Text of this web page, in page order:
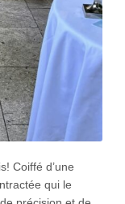
Coiffé d’une
qui le